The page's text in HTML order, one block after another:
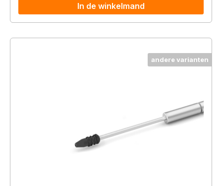
In de winkelmand
andere varianten